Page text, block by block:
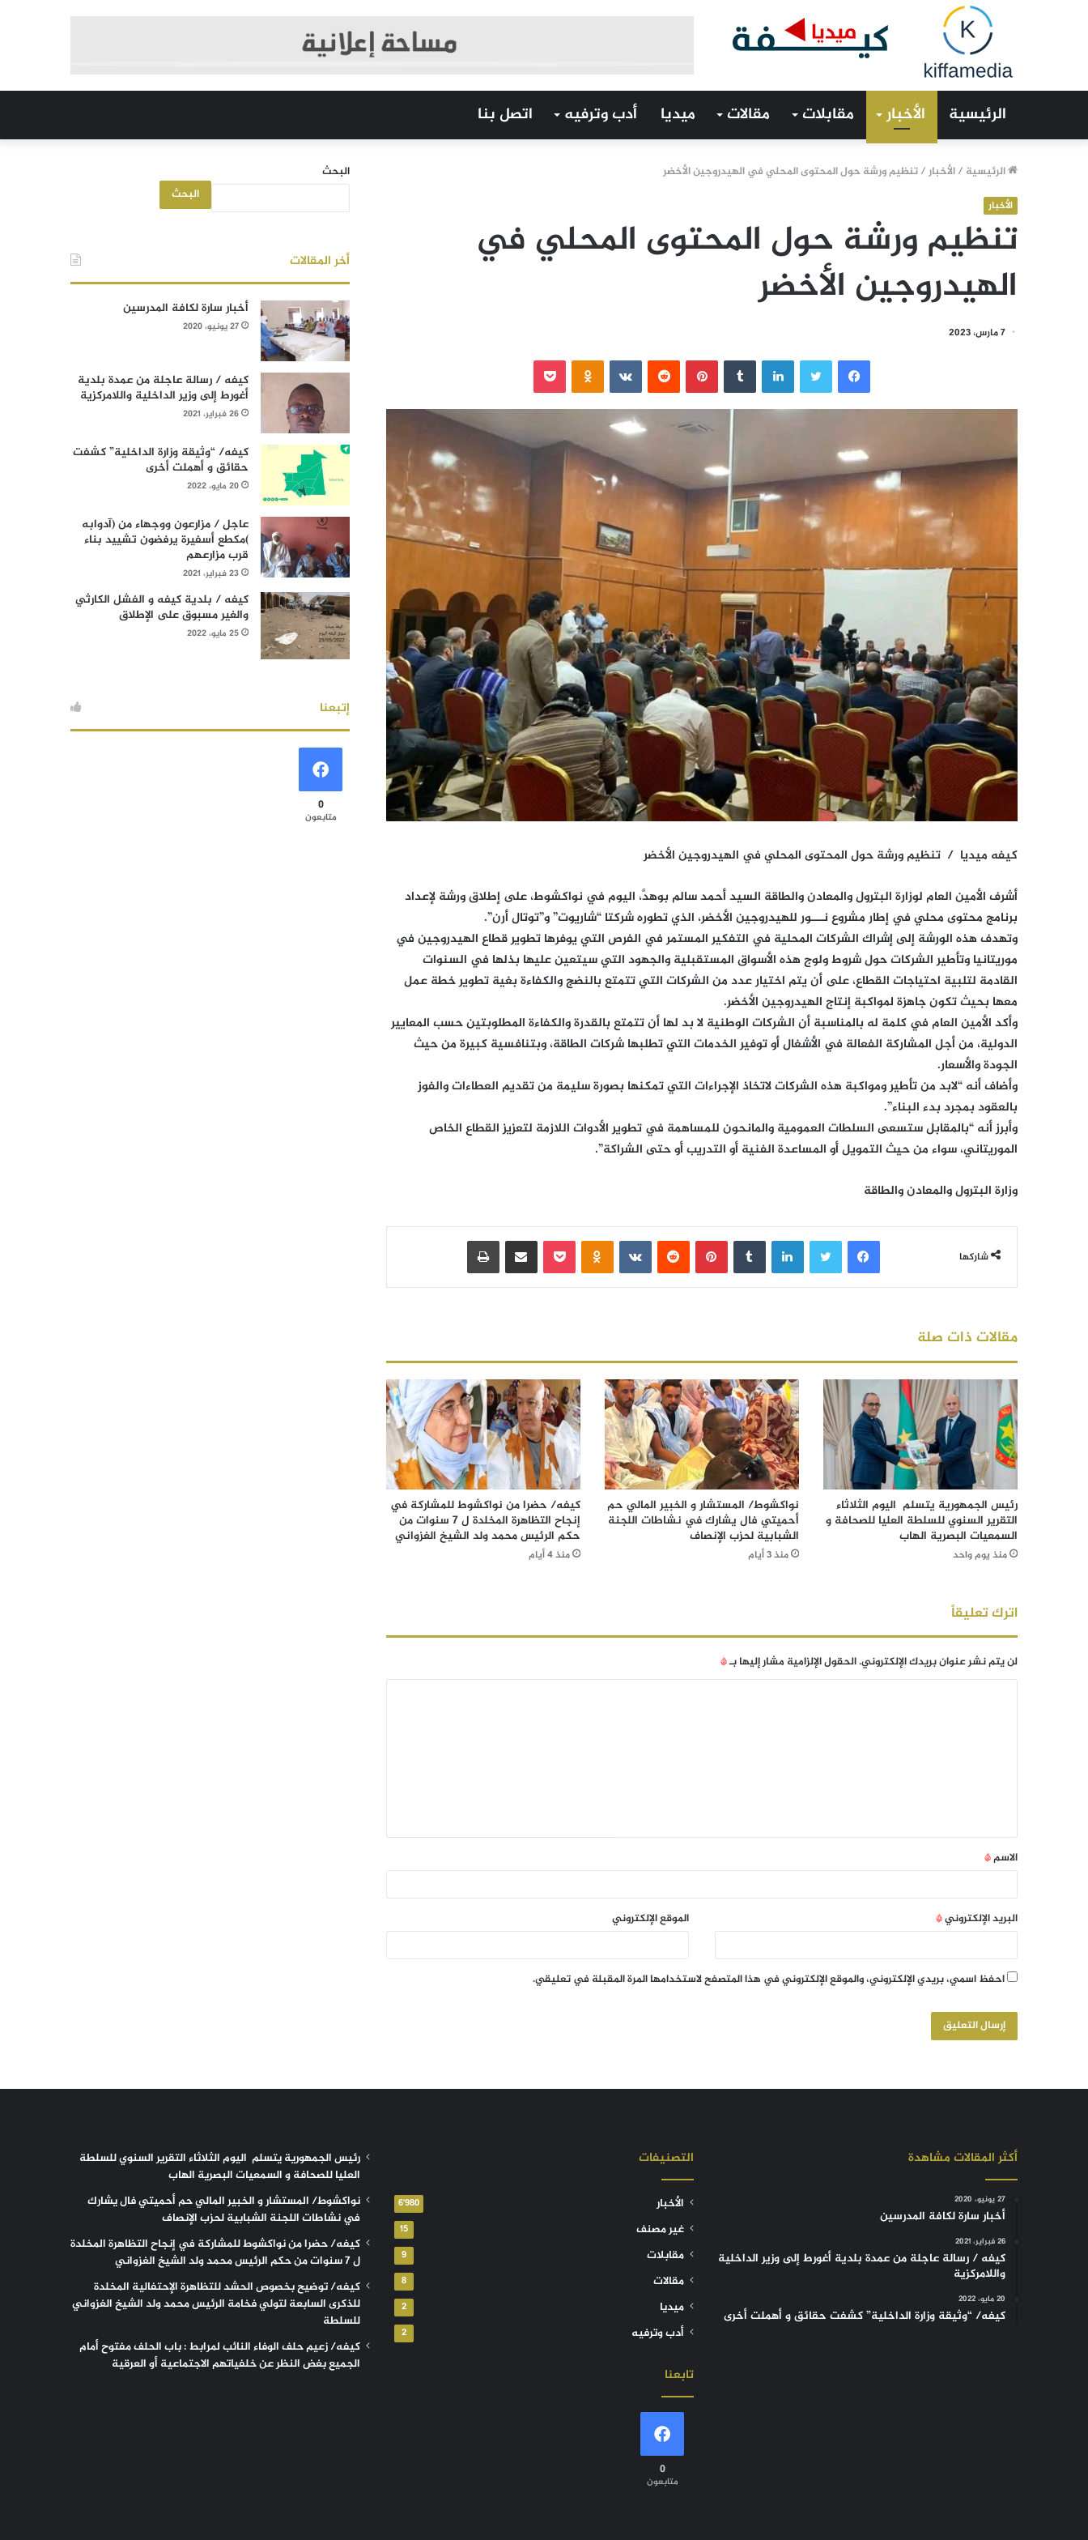
الرئيسية الأخبار مقابلات مقالات ميديا أدب وترفيه اتصل بنا
الرئيسية /الأخبار/تنظيم ورشة حول المحتوى المحلي في الهيدروجين الأخضر
الأخبار
تنظيم ورشة حول المحتوى المحلي في
الهيدروجين الأخضر
7 مارس، 2023
فيسبوك لينكدإن بينتيريست
كيفه ميديا / تنظيم ورشة حول المحتوى المحلي في الهيدروجين الأخضر
أشرف الأمين العام لوزارة البترول والمعادن والطاقة السيد أحمد سالم بوهدَّ، اليوم في نواكشوط، على إطلاق ورشة لإعداد
برنامج محتوى محلي في إطار مشروع نـــور للهيدروجين الأخضر، الذي تطوره شركتا “شاريوت” و”توتال أرن”.
وتهدف هذه الورشة إلى إشراك الشركات المحلية في التفكير المستمر في الفرص التي يوفرها تطوير قطاع الهيدروجين في
موريتانيا وتأطير الشركات حول شروط ولوج هذه الأسواق المستقبلية والجهود التي سيتعين عليها بذلها في السنوات
القادمة لتلبية احتياجات القطاع، على أن يتم اختيار عدد من الشركات التي تتمتع بالنضج والكفاءة بغية تطوير خطة عمل
معها بحيث تكون جاهزة لمواكبة إنتاج الهيدروجين الأخضر.
وأكد الأمين العام في كلمة له بالمناسبة أن الشركات الوطنية لا بد لها أن تتمتع بالقدرة والكفاءة المطلوبتين حسب المعايير
الدولية، من أجل المشاركة الفعالة في الأشغال أو توفير الخدمات التي تطلبها شركات الطاقة، وبتنافسية كبيرة من حيث
الجودة والأسعار.
وأضاف أنه “لابد من تأطير ومواكبة هذه الشركات لاتخاذ الإجراءات التي تمكنها بصورة سليمة من تقديم العطاءات والفوز
بالعقود بمجرد بدء البناء”.
وأبرز أنه “بالمقابل ستسعى السلطات العمومية والمانحون للمساهمة في تطوير الأدوات اللازمة لتعزيز القطاع الخاص
الموريتاني، سواء من حيث التمويل أو المساعدة الفنية أو التدريب أو حتى الشراكة”.
وزارة البترول والمعادن والطاقة
شاركها
فيسبوك لينكدإن بينتيريست بوكيت مشاركة عبر البريد
مقالات ذات صلة
رئيس الجمهورية يتسلم اليوم الثلاثاء
التقرير السنوي للسلطة العليا للصحافة و
السمعيات البصرية الهاب
منذ يوم واحد
نواكشوط/ المستشار و الخبير المالي حم
أحميتي فال يشارك في نشاطات اللجنة
الشبابية لحزب الإنصاف
منذ 3 أيام
كيفه/ حضرا من نواكشوط للمشاركة في
إنجاح التظاهرة المخلدة ل 7 سنوات من
حكم الرئيس محمد ولد الشيخ الغزواني
منذ 4 أيام
اترك تعليقاً
لن يتم نشر عنوان بريدك الإلكتروني.الحقول الإلزامية مشار إليها بـ*
الاسم*
البريد الإلكتروني* الموقع الإلكتروني
احفظ اسمي، بريدي الإلكتروني، والموقع الإلكتروني في هذا المتصفح لاستخدامها المرة المقبلة في تعليقي.
البحث
البحث
أخر المقالات
أخبار سارة لكافة المدرسين
27 يونيو، 2020
كيفه / رسالة عاجلة من عمدة بلدية
أغورط إلى وزير الداخلية واللامركزية
26 فبراير، 2021
كيفه/ “وثيقة وزارة الداخلية” كشفت
حقائق و أهملت أخرى
20 مايو، 2022
عاجل / مزارعون ووجهاء من (آدوابه
)مكطع أسفيرة يرفضون تشييد بناء
قرب مزارعهم
23 فبراير، 2021
كيفه / بلدية كيفه و الفشل الكارثي
والغير مسبوق على الإطلاق
25 مايو، 2022
إتبعنا
0
متابعون
أكثر المقالات مشاهدة
27 يونيو، 2020
أخبار سارة لكافة المدرسين
26 فبراير، 2021
كيفه / رسالة عاجلة من عمدة بلدية أغورط إلى وزير الداخلية
واللامركزية
20 مايو، 2022
كيفه/ “وثيقة وزارة الداخلية” كشفت حقائق و أهملت أخرى
التصنيفات
الأخبار 6٬980
غير مصنف 15
مقابلات 9
مقالات 8
ميديا 2
أدب وترفيه 2
تابعنا
0
متابعون
رئيس الجمهورية يتسلم اليوم الثلاثاء التقرير السنوي للسلطة
العليا للصحافة و السمعيات البصرية الهاب
نواكشوط/ المستشار و الخبير المالي حم أحميتي فال يشارك
في نشاطات اللجنة الشبابية لحزب الإنصاف
كيفه/ حضرا من نواكشوط للمشاركة في إنجاح التظاهرة المخلدة
ل 7 سنوات من حكم الرئيس محمد ولد الشيخ الغزواني
كيفه/ توضيح بخصوص الحشد للتظاهرة الإحتفالية المخلدة
للذكرى السابعة لتولي فخامة الرئيس محمد ولد الشيخ الغزواني
للسلطة
كيفه/ زعيم حلف الوفاء النائب لمرابط : باب الحلف مفتوح أمام
الجميع بغض النظر عن خلفياتهم الاجتماعية أو العرقية